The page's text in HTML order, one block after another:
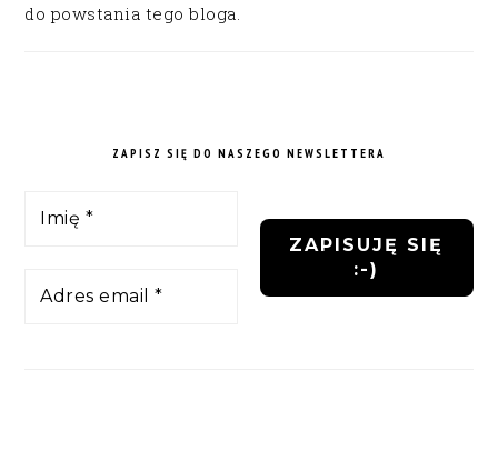
do powstania tego bloga.
ZAPISZ SIĘ DO NASZEGO NEWSLETTERA